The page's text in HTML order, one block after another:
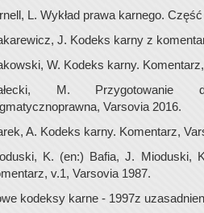
L. Wykład prawa karnego.
J. Kodeks karny z
W. Kodeks karny.
M. Przygotowanie
Varsovia 2016.
A. Kodeks karny. Komentarz,
K. (en:) Bafia, J. Mioduski,
v.1, Varsovia 1987.
kodeksy karne - 1997z